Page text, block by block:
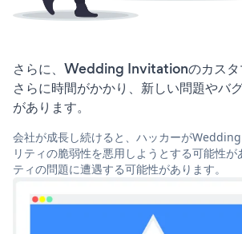
さらに、Wedding Invitationのカスタ
さらに時間がかかり、新しい問題やバ
があります。
会社が成長し続けると、ハッカーが
リティの脆弱性を悪用しようとする可能性が
ティの問題に遭遇する可能性があります。